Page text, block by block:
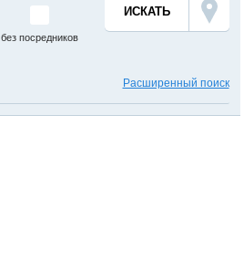
без посредников
Расширенный поиск